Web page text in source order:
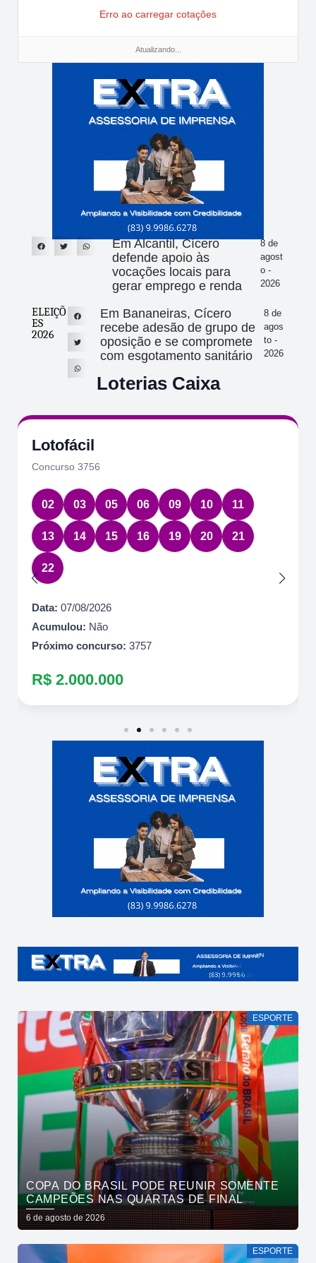
Erro ao carregar cotações
Atualizando...
Em Alcantil, Cícero
defende apoio às
vocações locais para
gerar emprego e renda
8 de
agost
o -
2026
ELEIÇÕ
ES
2026
Em Bananeiras, Cícero
recebe adesão de grupo de
oposição e se compromete
com esgotamento sanitário
8 de
agos
to -
2026
Loterias Caixa
Lotofácil
Concurso 3756
02 03 05 06 09 10 11
13 14 15 16 19 20 21
22
Data: 07/08/2026
Acumulou: Não
Próximo concurso: 3757
R$ 2.000.000
ESPORTE
COPA DO BRASIL PODE REUNIR SOMENTE
CAMPEÕES NAS QUARTAS DE FINAL
6 de agosto de 2026
ESPORTE